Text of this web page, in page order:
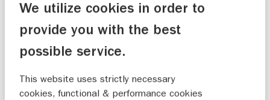
We utilize cookies in order to
provide you with the best
possible service.
This website uses strictly necessary
cookies, functional & performance cookies